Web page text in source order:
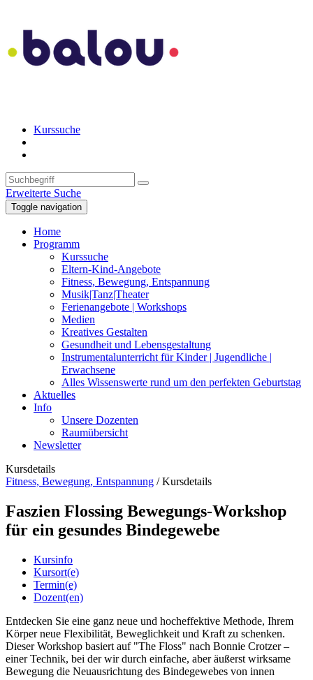
Kurssuche
Erweiterte Suche
Toggle navigation
Home
Programm
Kurssuche
Eltern-Kind-Angebote
Fitness, Bewegung, Entspannung
Musik|Tanz|Theater
Ferienangebote | Workshops
Medien
Kreatives Gestalten
Gesundheit und Lebensgestaltung
Instrumentalunterricht für Kinder | Jugendliche |
Erwachsene
Alles Wissenswerte rund um den perfekten Geburtstag
Aktuelles
Info
Unsere Dozenten
Raumübersicht
Newsletter
Kursdetails
Fitness, Bewegung, Entspannung /Kursdetails
Faszien Flossing Bewegungs-Workshop
für ein gesundes Bindegewebe
Kursinfo
Kursort(e)
Termin(e)
Dozent(en)
Entdecken Sie eine ganz neue und hocheffektive Methode, Ihrem
Körper neue Flexibilität, Beweglichkeit und Kraft zu schenken.
Dieser Workshop basiert auf "The Floss" nach Bonnie Crotzer –
einer Technik, bei der wir durch einfache, aber äußerst wirksame
Bewegung die Neuausrichtung des Bindegewebes von innen